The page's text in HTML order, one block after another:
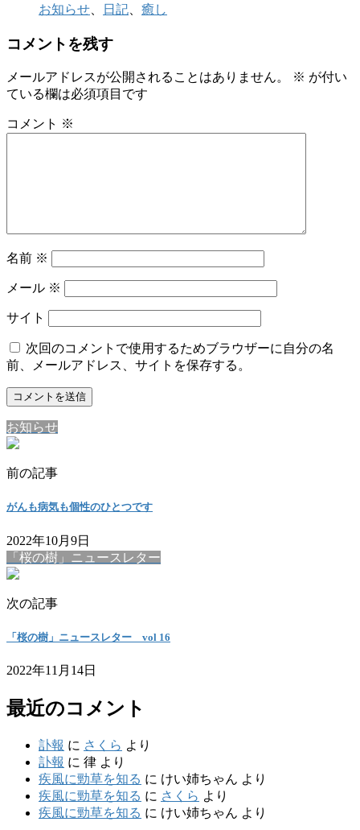
お知らせ
日記 癒し
コメントを残す
メールアドレスが公開されることはありません。 ※ が付い
ている欄は必須項目です
コメント ※
名前 ※
メール ※
サイト
次回のコメントで使用するためブラウザーに自分の名
前、メールアドレス、サイトを保存する。
お知らせ
前の記事
がんも病気も個性のひとつです
2022年10月9日
「桜の樹」ニュースレター
次の記事
「桜の樹」ニュースレター vol 16
2022年11月14日
最近のコメント
訃報 に さくら より
訃報 に 律 より
疾風に勁草を知る に けい姉ちゃん より
疾風に勁草を知る に さくら より
疾風に勁草を知る に けい姉ちゃん より